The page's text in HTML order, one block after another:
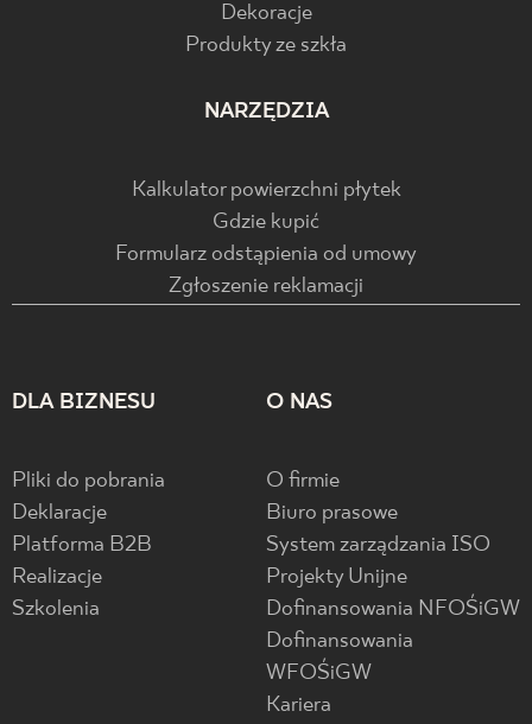
Dekoracje
Produkty ze szkła
NARZĘDZIA
Kalkulator powierzchni płytek
Gdzie kupić
Formularz odstąpienia od umowy
Zgłoszenie reklamacji
DLA BIZNESU
Pliki do pobrania
Deklaracje
Platforma B2B
Realizacje
Szkolenia
O NAS
O firmie
Biuro prasowe
System zarządzania ISO
Projekty Unijne
Dofinansowania NFOŚiGW
Dofinansowania
WFOŚiGW
Kariera